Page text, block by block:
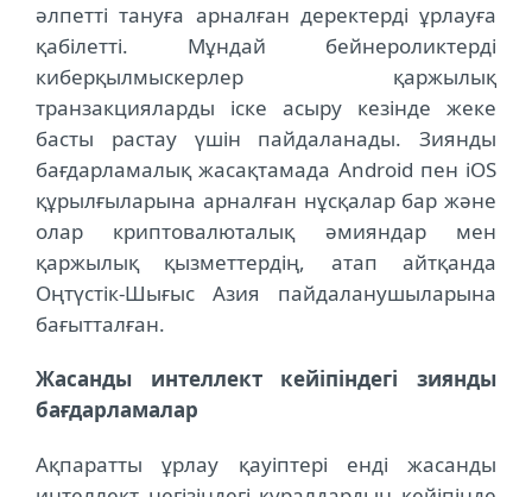
әлпетті тануға арналған деректерді ұрлауға
қабілетті. Мұндай бейнероликтерді
киберқылмыскерлер қаржылық
транзакцияларды іске асыру кезінде жеке
басты растау үшін пайдаланады. Зиянды
бағдарламалық жасақтамада Android пен iOS
құрылғыларына арналған нұсқалар бар және
олар криптовалюталық әмияндар мен
қаржылық қызметтердің, атап айтқанда
Оңтүстік-Шығыс Азия пайдаланушыларына
бағытталған.
Жасанды интеллект кейіпіндегі зиянды
бағдарламалар
Ақпаратты ұрлау қауіптері енді жасанды